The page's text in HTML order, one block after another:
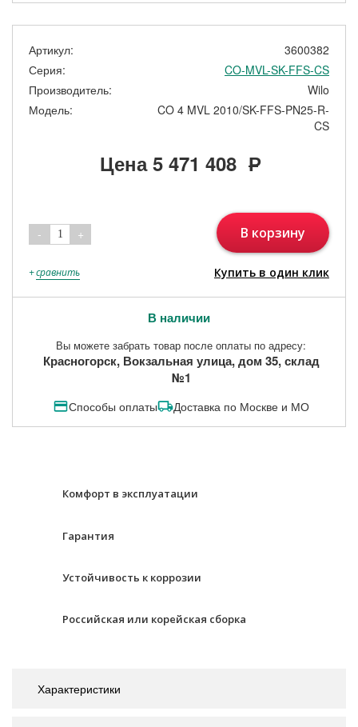
Артикул:
3600382
Серия:
CO-MVL-SK-FFS-CS
Производитель:
Wilo
Модель:
CO 4 MVL 2010/SK-FFS-PN25-R-
CS
Цена5 471 408 Р
- 1 + В корзину
+сравнить Купить в один клик
В наличии
Вы можете забрать товар после оплаты по адресу:
Красногорск, Вокзальная улица, дом 35, склад
№1
Способы оплаты Доставка по Москве и МО
Комфорт в эксплуатации
Гарантия
Устойчивость к коррозии
Российская или корейская сборка
Характеристики